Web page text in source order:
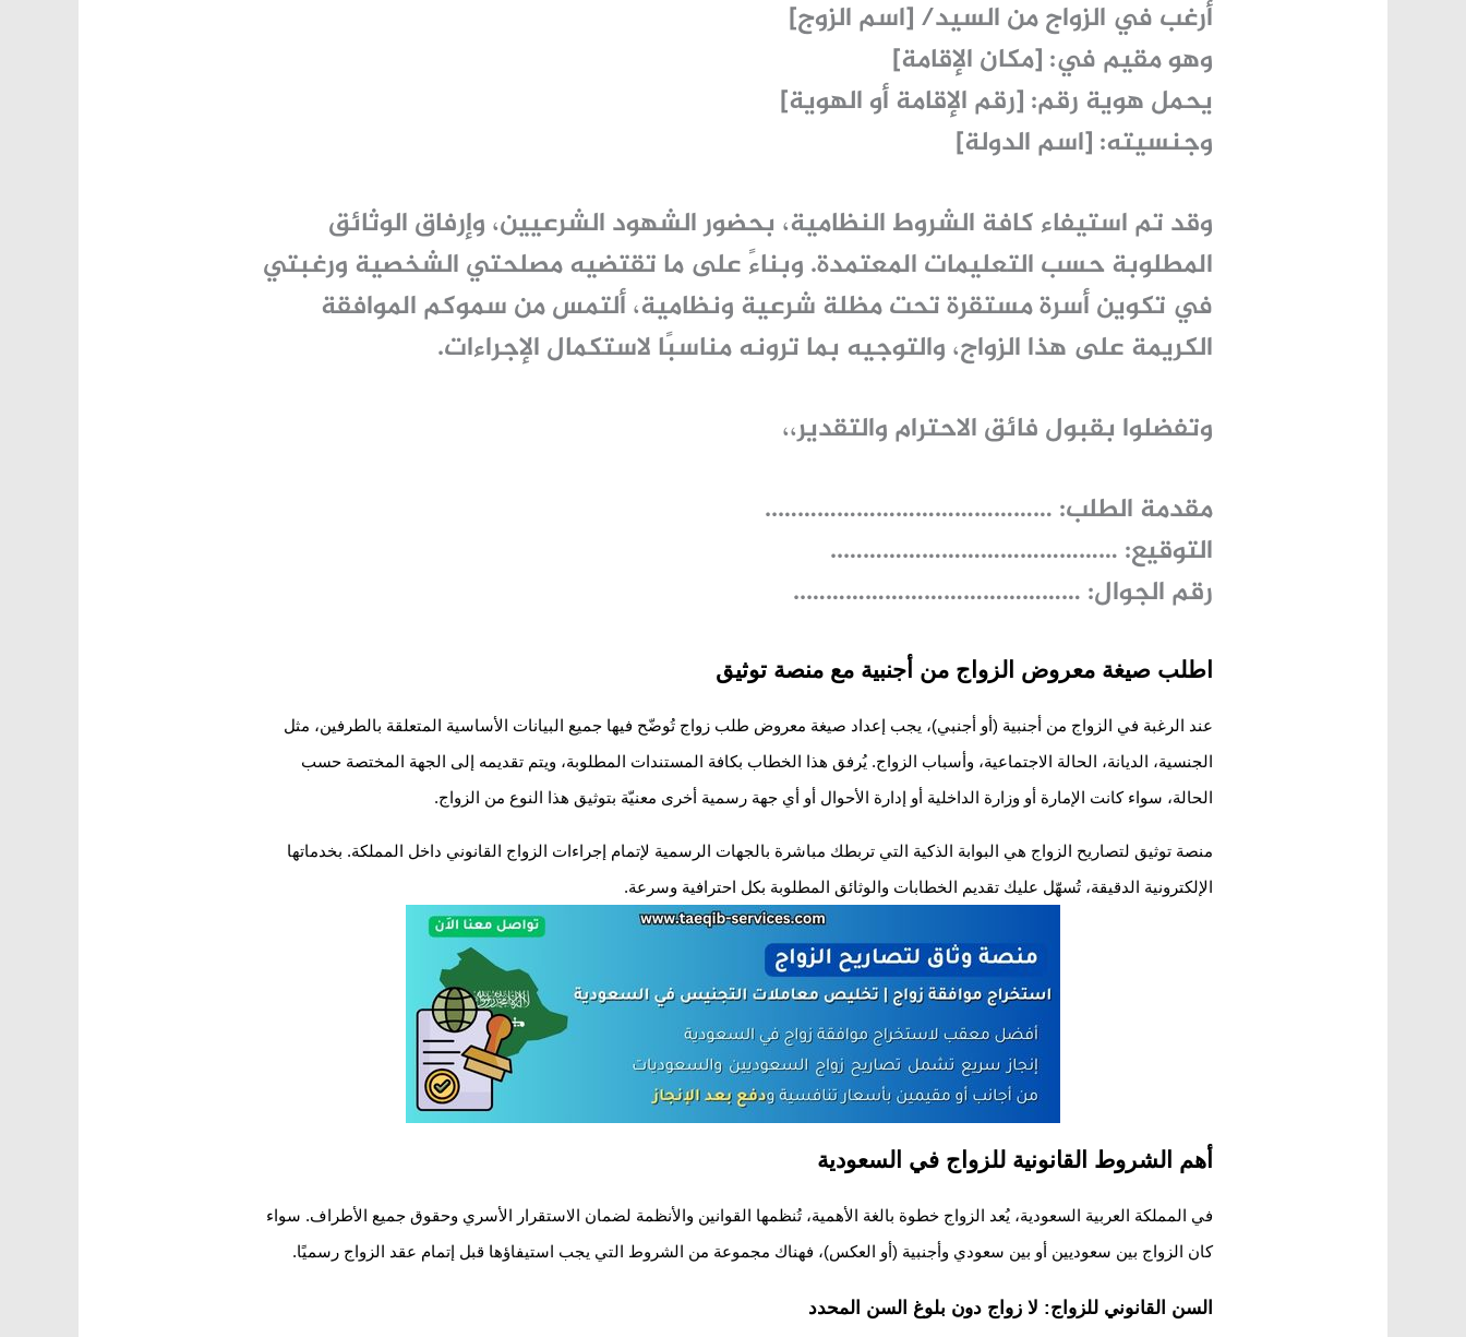
أرغب في الزواج من السيد/ [اسم الزوج]
وهو مقيم في: [مكان الإقامة]
يحمل هوية رقم: [رقم الإقامة أو الهوية]
وجنسيته: [اسم الدولة]
وقد تم استيفاء كافة الشروط النظامية، بحضور الشهود الشرعيين، وإرفاق الوثائق
المطلوبة حسب التعليمات المعتمدة. وبناءً على ما تقتضيه مصلحتي الشخصية ورغبتي
في تكوين أسرة مستقرة تحت مظلة شرعية ونظامية، ألتمس من سموكم الموافقة
الكريمة على هذا الزواج، والتوجيه بما ترونه مناسبًا لاستكمال الإجراءات.
وتفضلوا بقبول فائق الاحترام والتقدير،،
مقدمة الطلب: ……………………………………..
التوقيع: ……………………………………..
رقم الجوال: ……………………………………..
اطلب صيغة معروض الزواج من أجنبية مع منصة توثيق
عند الرغبة في الزواج من أجنبية (أو أجنبي)، يجب إعداد صيغة معروض طلب زواج تُوضّح فيها جميع البيانات الأساسية المتعلقة بالطرفين، مثل
الجنسية، الديانة، الحالة الاجتماعية، وأسباب الزواج. يُرفق هذا الخطاب بكافة المستندات المطلوبة، ويتم تقديمه إلى الجهة المختصة حسب
الحالة، سواء كانت الإمارة أو وزارة الداخلية أو إدارة الأحوال أو أي جهة رسمية أخرى معنيّة بتوثيق هذا النوع من الزواج.
منصة توثيق لتصاريح الزواج هي البوابة الذكية التي تربطك مباشرة بالجهات الرسمية لإتمام إجراءات الزواج القانوني داخل المملكة. بخدماتها
الإلكترونية الدقيقة، تُسهّل عليك تقديم الخطابات والوثائق المطلوبة بكل احترافية وسرعة.
أهم الشروط القانونية للزواج في السعودية
في المملكة العربية السعودية، يُعد الزواج خطوة بالغة الأهمية، تُنظمها القوانين والأنظمة لضمان الاستقرار الأسري وحقوق جميع الأطراف. سواء
كان الزواج بين سعوديين أو بين سعودي وأجنبية (أو العكس)، فهناك مجموعة من الشروط التي يجب استيفاؤها قبل إتمام عقد الزواج رسميًا.
السن القانوني للزواج: لا زواج دون بلوغ السن المحدد